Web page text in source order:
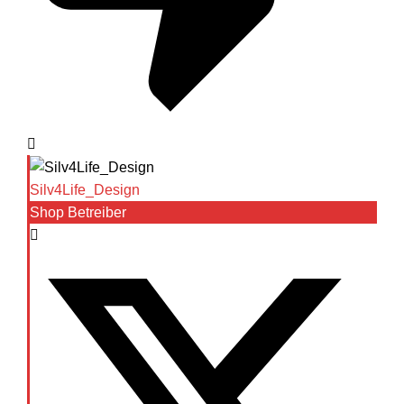
Silv4Life_Design
Shop Betreiber